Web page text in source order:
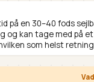
på en 30–40 fods
og kan tage med på
som helst